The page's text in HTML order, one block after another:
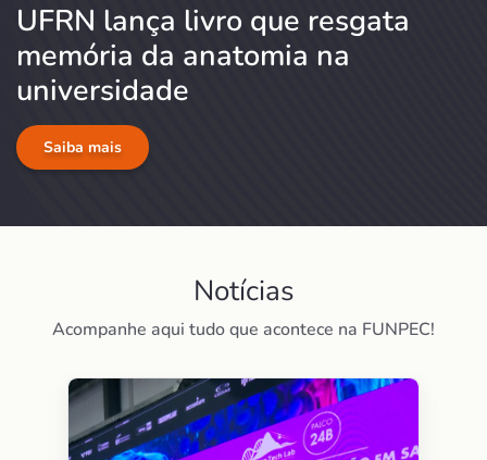
UFRN lança livro que resgata
memória da anatomia na
universidade
Saiba mais
Notícias
Acompanhe aqui tudo que acontece na FUNPEC!